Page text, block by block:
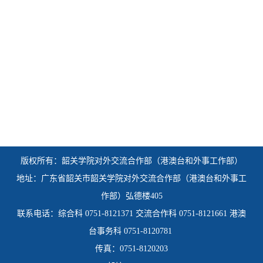
版权所有：韶关学院对外交流合作部（港澳台和外事工作部）
地址：广东省韶关市韶关学院对外交流合作部（港澳台和外事工
作部）弘德楼405
联系电话：综合科 0751-8121371 交流合作科 0751-8121661 港澳
台事务科 0751-8120781
传真：0751-8120203